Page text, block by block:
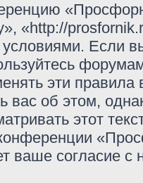
«http://
Если
эти
вас об этом,
этот
ваше согласие с